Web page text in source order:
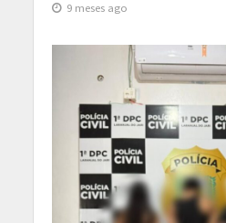
9 meses ago